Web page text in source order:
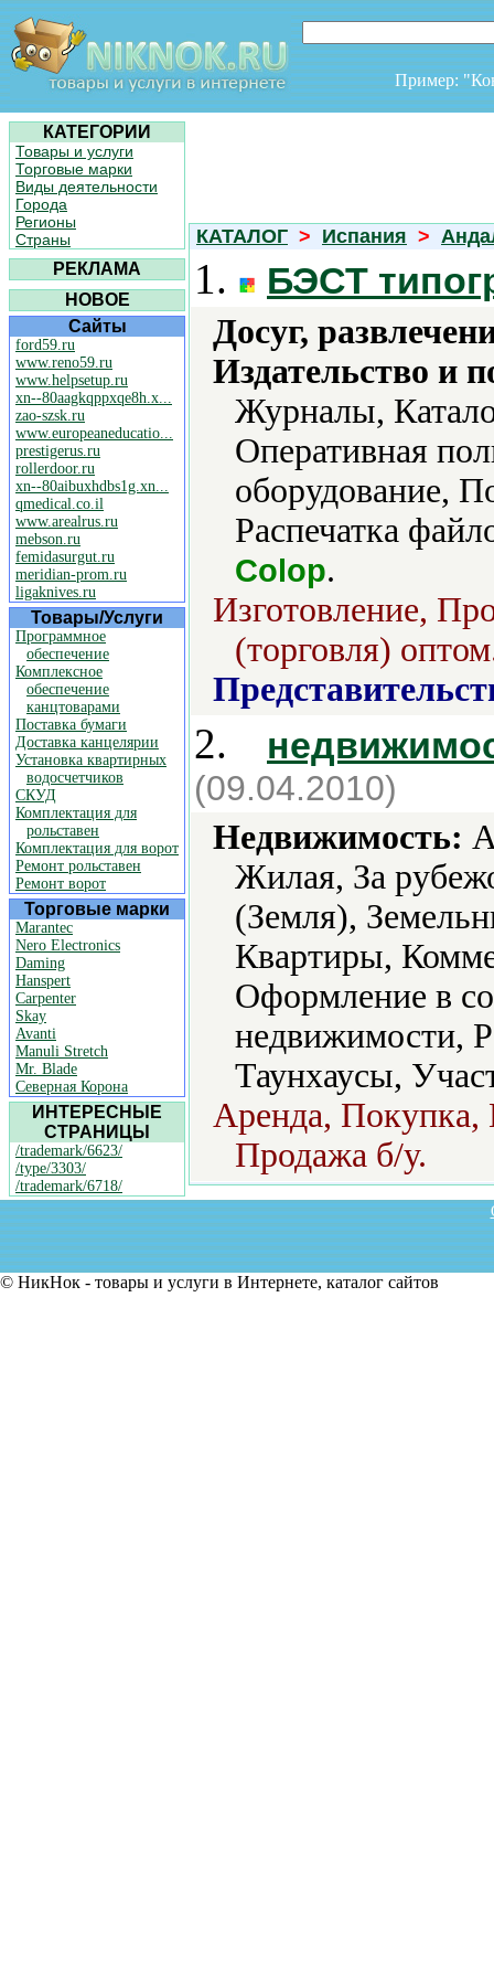
Пример:
КАТЕГОРИИ
Товары и услуги
Торговые марки
Виды деятельности
Города
Регионы
Страны
РЕКЛАМА
НОВОЕ
Сайты
ford59.ru
www.reno59.ru
www.helpsetup.ru
xn--80aagkqppxqe8h.x...
zao-szsk.ru
www.europeaneducatio...
prestigerus.ru
rollerdoor.ru
xn--80aibuxhdbs1g.xn...
qmedical.co.il
www.arealrus.ru
mebson.ru
femidasurgut.ru
meridian-prom.ru
ligaknives.ru
Товары/Услуги
Программное
обеспечение
Комплексное
обеспечение
канцтоварами
Поставка бумаги
Доставка канцелярии
Установка квартирных
водосчетчиков
СКУД
Комплектация для
рольставен
Комплектация для ворот
Ремонт рольставен
Ремонт ворот
Торговые марки
Marantec
Nero Electronics
Daming
Hanspert
Carpenter
Skay
Avanti
Manuli Stretch
Mr. Blade
Северная Корона
ИНТЕРЕСНЫЕ
СТРАНИЦЫ
/trademark/6623/
/type/3303/
/trademark/6718/
КАТАЛОГ > Испания >
1. БЭСТ
Досуг,
Издательство и
Журналы,
Оперативная
оборудование,
Распечатка
Colop.
Изготовление,
(торговля)
2.
(09.04.2010)
Недвижимость:
Жилая, За
(Земля),
Квартиры,
Оформление в
недвижимости,
Таунхаусы,
Аренда, Покупка,
Продажа б/у.
© НикНок - товары и услуги в Интернете, каталог сайтов